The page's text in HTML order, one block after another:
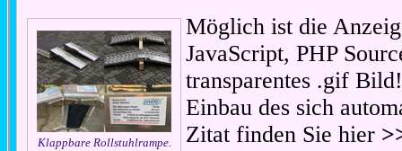
Klappbare Rollstuhlrampe.
Möglich ist die
JavaScript, PHP
transparentes .gif
Einbau des sich
Zitat finden Sie hier